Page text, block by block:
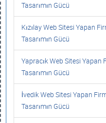
Tasarımın Gücü
Kızılay Web Sitesi Yapan
Tasarımın Gücü
Yapracık Web Sitesi
Tasarımın Gücü
İvedik Web Sitesi Yapan
Tasarımın Gücü